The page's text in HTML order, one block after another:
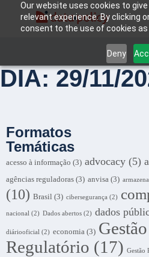
Our website uses cookies to
relevant experience. By clicking
consent to the use of cookies as
Deny
DIA: 29/11/
Formatos
Temáticas
acesso à informação (3) advocacy (5)
agências reguladoras (3) anvisa (3)
(10) Brasil (3) cibersegurança (2)
nacional (2) Dados abertos (2) dados
diáriooficial (2) economia (3)
Regulatório (17) Gestão